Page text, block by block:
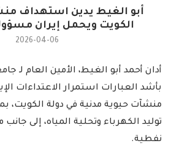
أبو الغيط يدين استهداف
الكويت ويحمل إيران
2026-04-06
أدان أحمد أبو الغيط، الأمين العام لـ
بأشد العبارات استمرار الاعتداءات
منشآت حيوية مدنية في دولة الكويت،
توليد الكهرباء وتحلية المياه، إلى
نفطية.